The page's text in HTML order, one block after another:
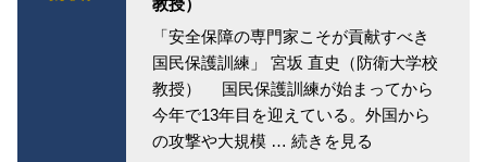
教授）
「安全保障の専門家こそが貢献すべき
国民保護訓練」 宮坂 直史（防衛大学校
教授） 国民保護訓練が始まってから
今年で13年目を迎えている。外国から
の攻撃や大規模 … 続きを見る